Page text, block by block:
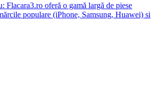
Flacara3.ro oferă o gamă largă de piese
populare (iPhone, Samsung, Huawei) si